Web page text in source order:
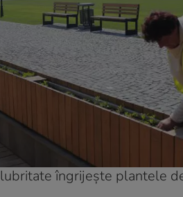
îngrijește plantele